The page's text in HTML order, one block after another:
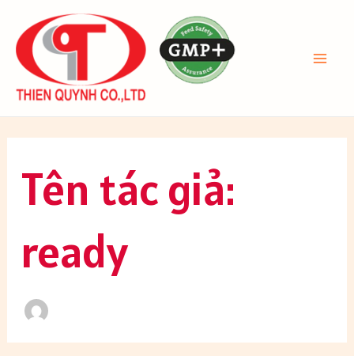
nội
dung
Tên tác giả:
ready